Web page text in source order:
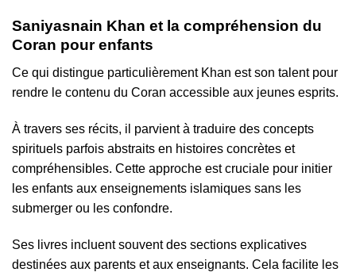
Saniyasnain Khan et la compréhension du
Coran pour enfants
Ce qui distingue particulièrement Khan est son talent pour
rendre le contenu du Coran accessible aux jeunes esprits.
À travers ses récits, il parvient à traduire des concepts
spirituels parfois abstraits en histoires concrètes et
compréhensibles. Cette approche est cruciale pour initier
les enfants aux enseignements islamiques sans les
submerger ou les confondre.
Ses livres incluent souvent des sections explicatives
destinées aux parents et aux enseignants. Cela facilite les